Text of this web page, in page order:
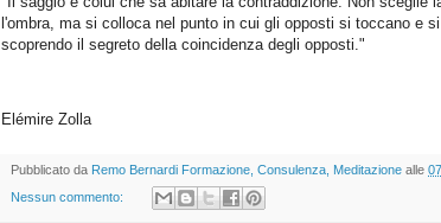
l'ombra, ma si colloca nel punto in cui gli opposti si toccano e
scoprendo il segreto della coincidenza degli opposti."
Elémire Zolla
Pubblicato da Remo Bernardi Formazione, Consulenza, Meditazione alle
Nessun commento: